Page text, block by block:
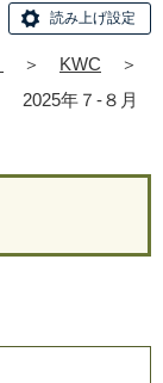
読み上げ設定
＞ KWC
＞
2025年７-８月